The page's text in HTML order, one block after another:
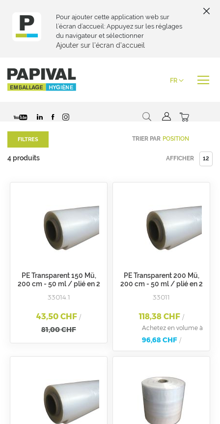
Pour ajouter cette application web sur
l’écran d’accueil: Appuyez sur les réglages
du navigateur et sélectionner
Ajouter sur l’écran d’accueil
to
Content
Langue
FR
Chercher Mon
4 produits AFFICHER
TRIER PAR
PE Transparent 150 Mü,
200 cm - 50 ml / plié en 2
33014.1
Price
43,50 CHF /
81,00 CHF
PE Transparent 200 Mü,
200 cm - 50 ml / plié en 2
33011
118,38 CHF /
Achetez en volume à
96,68 CHF /
Price
FILTRES